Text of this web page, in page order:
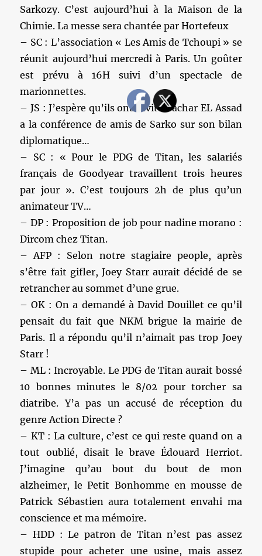
Sarkozy. C’est aujourd’hui à la Maison de la
Chimie. La messe sera chantée par Hortefeux
– SC : L’association « Les Amis de Tchoupi » se
réunit aujourd’hui mercredi à Paris. Un goûter
est prévu à 16H suivi d’un spectacle de
marionnettes.
– JS : J’espère qu’ils ont invité Bachar EL Assad
a la conférence de amis de Sarko sur son bilan
diplomatique…
– SC : « Pour le PDG de Titan, les salariés
français de Goodyear travaillent trois heures
par jour ». C’est toujours 2h de plus qu’un
animateur TV…
– DP : Proposition de job pour nadine morano :
Dircom chez Titan.
– AFP : Selon notre stagiaire people, après
s’être fait gifler, Joey Starr aurait décidé de se
retrancher au sommet d’une grue.
– OK : On a demandé à David Douillet ce qu’il
pensait du fait que NKM brigue la mairie de
Paris. Il a répondu qu’il n’aimait pas trop Joey
Starr !
– ML : Incroyable. Le PDG de Titan aurait bossé
10 bonnes minutes le 8/02 pour torcher sa
diatribe. Y’a pas un accusé de réception du
genre Action Directe ?
– KT : La culture, c’est ce qui reste quand on a
tout oublié, disait le brave Édouard Herriot.
J’imagine qu’au bout du bout de mon
alzheimer, le Petit Bonhomme en mousse de
Patrick Sébastien aura totalement envahi ma
conscience et ma mémoire.
– HDD : Le patron de Titan n’est pas assez
stupide pour acheter une usine, mais assez